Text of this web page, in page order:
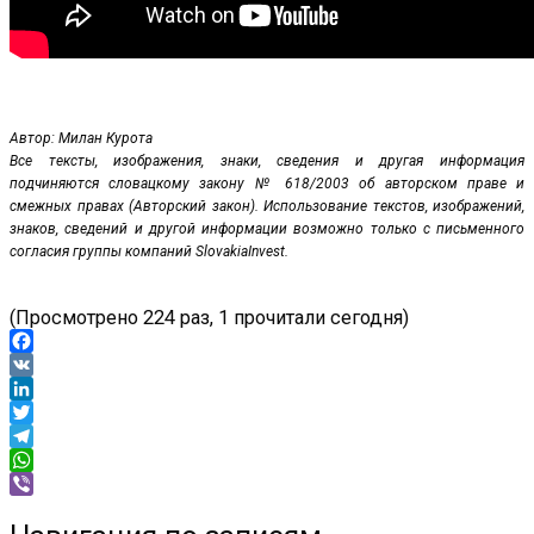
Автор: Милан Курота
Все тексты, изображения, знаки, сведения и другая информация
подчиняются словацкому закону № 618/2003 об авторском праве и
смежных правах (Авторский закон). Использование текстов, изображений,
знаков, сведений и другой информации возможно только с письменного
согласия группы компаний SlovakiaInvest.
(Просмотрено 224 раз, 1 прочитали сегодня)
Facebook
VK
LinkedIn
Twitter
Telegram
WhatsApp